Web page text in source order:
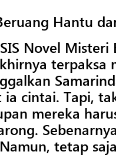
Hantu
Novel
terpaksa
ia cintai. Tapi,
mereka
tetap